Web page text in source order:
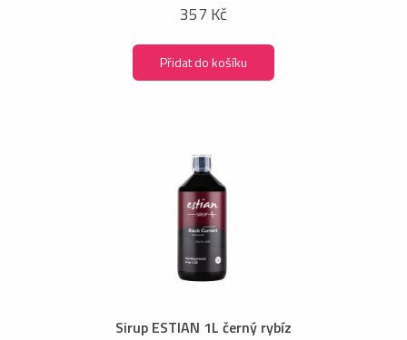
357 Kč
Přidat do košíku
Sirup ESTIAN 1L černý rybíz